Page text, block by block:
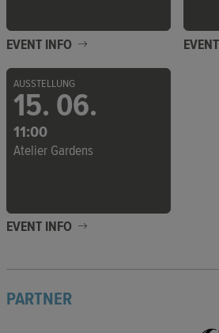
EVENT INFO
AUSSTELLUNG
15. 06.
11:00
Atelier Gardens
EVENT INFO
PARTNER